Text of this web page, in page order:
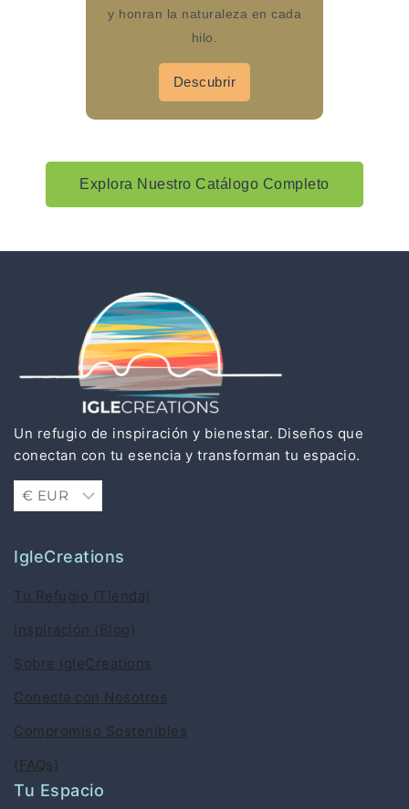
y honran la naturaleza en cada
hilo.
Descubrir
Explora Nuestro Catálogo Completo
Un refugio de inspiración y bienestar. Diseños que
conectan con tu esencia y transforman tu espacio.
IgleCreations
Tu Refugio (Tienda)
Inspiración (Blog)
Sobre IgleCreations
Conecta con Nosotros
Compromiso Sostenibles
(FAQs)
Tu Espacio